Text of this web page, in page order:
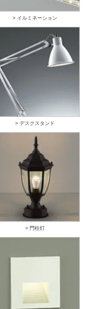
> イルミネーション
> デスクスタンド
> 門柱灯